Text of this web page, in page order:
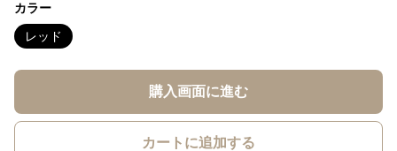
カラー
レッド
購入画面に進む
カートに追加する